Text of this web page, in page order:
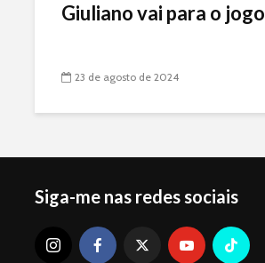
Giuliano vai para o jogo
23 de agosto de 2024
Siga-me nas redes sociais